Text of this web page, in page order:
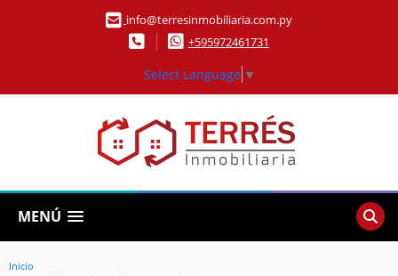
info@terresinmobiliaria.com.py
+595972461731
Select Language ▼
MENÚ
Inicio